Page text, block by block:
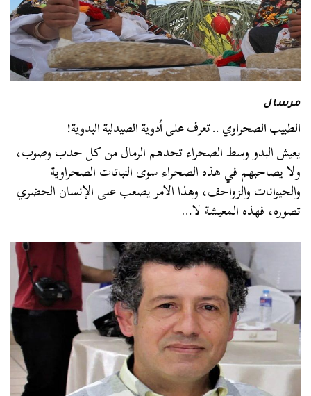
مرسال
الطبيب الصحراوي .. تعرف على أدوية الصيدلية البدوية!
يعيش البدو وسط الصحراء تحدهم الرمال من كل حدب وصوب،
ولا يصاحبهم في هذه الصحراء سوى النباتات الصحراوية
والحيوانات والزواحف، وهذا الامر يصعب على الإنسان الحضري
تصوره، فهذه المعيشة لا…